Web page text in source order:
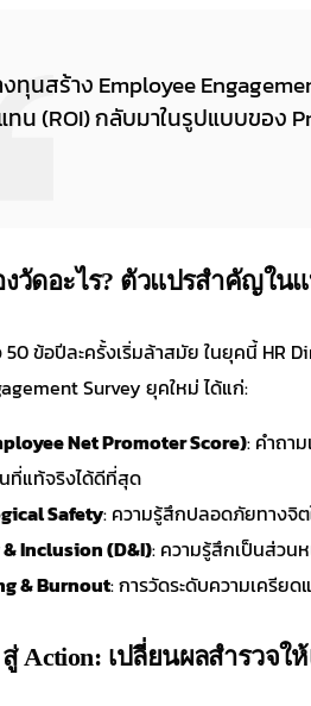
ทุนสร้าง Employee
น (ROI) กลับมาในรูปแบบของ
วัดอะไร? ตัวแปรสำคัญใน
ข้อปีละครั้งเริ่มล้าสมัย ในยุคนี้ HR
Survey ยุคใหม่ ได้แก่:
Net Promoter Score): คำถา
ที่แท้จริงได้ดีที่สุด
Safety: ความรู้สึกปลอดภัยทางจิ
Inclusion (D&I): ความรู้สึกเป็นส่วน
& Burnout: การวัดระดับความเครีย
สู่ Action: เปลี่ยนผลสำรวจ